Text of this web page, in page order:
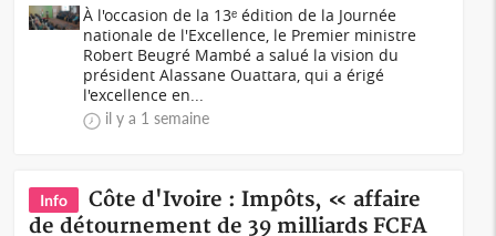
À l'occasion de la 13ᵉ édition de la Journée
nationale de l'Excellence, le Premier ministre
Robert Beugré Mambé a salué la vision du
président Alassane Ouattara, qui a érigé
l'excellence en...
il y a 1 semaine
Info
Côte d'Ivoire : Impôts, « affaire
de détournement de 39 milliards FCFA